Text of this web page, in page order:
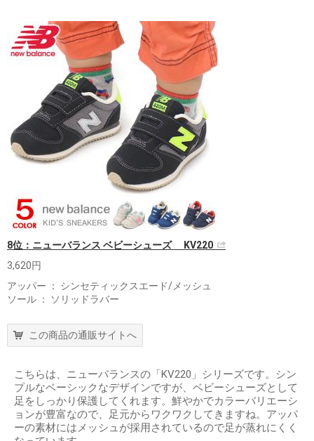
8位：ニューバランス ベビーシューズ KV220
3,620円
アッパー ： シンセティックスエード/メッシュ
ソール ： ソリッドラバー
この商品の通販サイトへ
こちらは、ニューバランスの「KV220」シリーズです。シン
プルなベーシックなデザインですが、ベビーシューズとして
足をしっかり保護してくれます。鮮やかでカラーバリエーシ
ョンが豊富なので、足元からワクワクしてきますね。アッパ
ーの素材にはメッシュが採用されているので足が蒸れにくく